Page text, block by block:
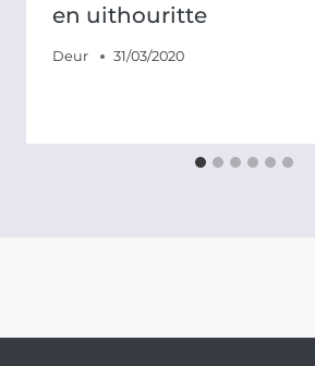
en uithouritte
Deur 31/03/2020